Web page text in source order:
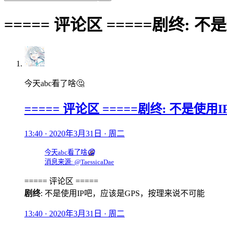
===== 评论区 =====剧终: 不
今天abc看了啥🤔
===== 评论区 =====剧终: 不是使用
13:40 · 2020年3月31日 · 周二
今天abc看了啥🤔
消息来源: @TaessicaDae
===== 评论区 =====
剧终: 不是使用IP吧，应该是GPS，按理来说不可能
13:40 · 2020年3月31日 · 周二